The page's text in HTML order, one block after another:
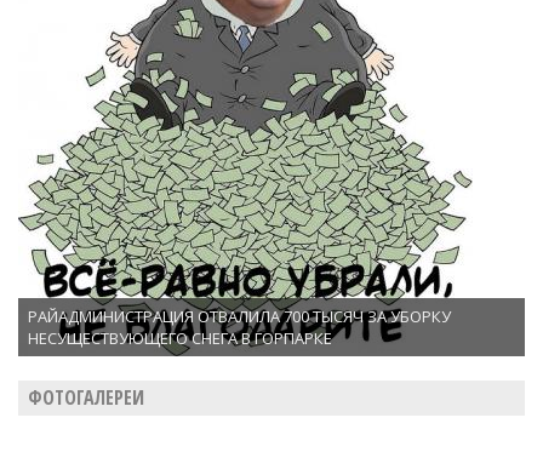
РАЙАДМИНИСТРАЦИЯ ОТВАЛИЛА 700 ТЫСЯЧ ЗА УБОРКУ
НЕСУЩЕСТВУЮЩЕГО СНЕГА В ГОРПАРКЕ
ФОТОГАЛЕРЕИ